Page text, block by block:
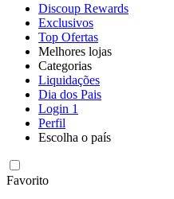
Discoup Rewards
Exclusivos
Top Ofertas
Melhores lojas
AliExpress
SHEIN
Categorias
Informática
Liquidações
Dia dos Pais
Login 1
Perfil
Escolha o país
Favorito